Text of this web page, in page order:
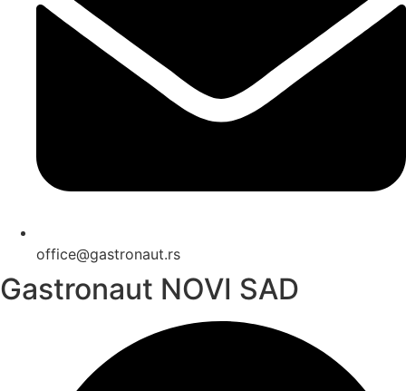
office@gastronaut.rs
Gastronaut NOVI SAD